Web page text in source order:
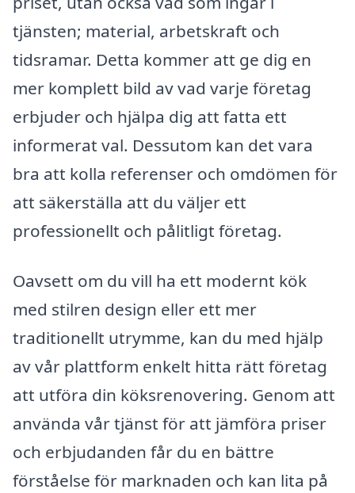
tjänsten; material, arbetskraft och
tidsramar. Detta kommer att ge dig en
mer komplett bild av vad varje företag
erbjuder och hjälpa dig att fatta ett
informerat val. Dessutom kan det vara
bra att kolla referenser och omdömen för
att säkerställa att du väljer ett
professionellt och pålitligt företag.
Oavsett om du vill ha ett modernt kök
med stilren design eller ett mer
traditionellt utrymme, kan du med hjälp
av vår plattform enkelt hitta rätt företag
att utföra din köksrenovering. Genom att
använda vår tjänst för att jämföra priser
och erbjudanden får du en bättre
förståelse för marknaden och kan lita på